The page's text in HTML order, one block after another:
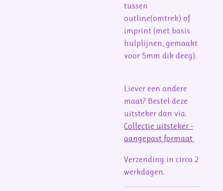
tussen
outline(omtrek) of
imprint (met basis
hulplijnen, gemaakt
voor 5mm dik deeg).
Liever een andere
maat? Bestel deze
uitsteker dan via:
Collectie uitsteker -
aangepast formaat
Verzending in circa 2
werkdagen.